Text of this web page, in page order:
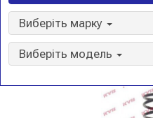
Виберіть марку
Виберіть модель